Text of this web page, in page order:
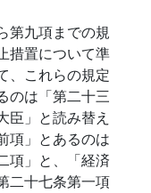
第九項までの規
措置について準
、これらの規定
のは「第二十三
臣」と読み替え
項」とあるのは
項」と、「経済
二十七条第一項